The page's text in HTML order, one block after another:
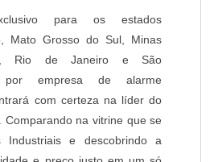
garantem uma entrega de
a ponta.Aproveite a visita
site e saber mais sobre a
serviços e produtos. Se
contato com um dos nossos
um orçamento!.
para os estados
Mato Grosso do Sul, Minas
Rio de Janeiro e São
por empresa de alarme
com certeza na líder do
Comparando na vitrine que se
Industriais e descobrindo a